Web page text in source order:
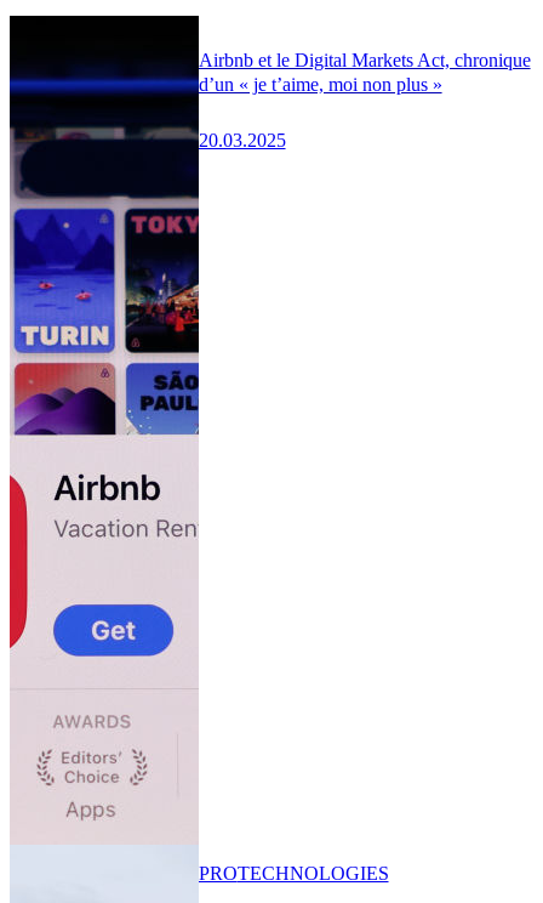
Airbnb et le Digital Markets Act, chronique
d’un « je t’aime, moi non plus »
20.03.2025
PROTECHNOLOGIES